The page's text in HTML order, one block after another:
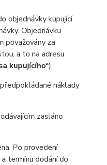
objednávky kupující
Objednávku
považovány za
a to na adresu
kupujícího“).
náklady
zasláno
Po provedení
termínu dodání do